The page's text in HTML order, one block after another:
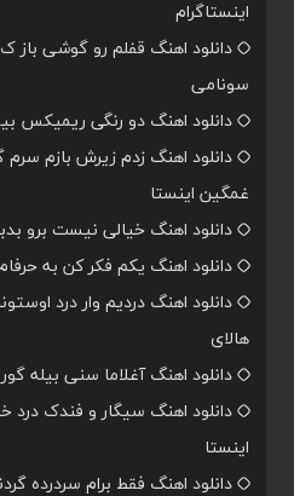
اینستاگرام
دانلود اهنگ قفلم رو گوشی
سونامی
دانلود اهنگ دو رنگی ریمیکس
دانلود اهنگ زدم زیرش بازم
غمگین اینستا
دانلود اهنگ خیالی نیست برو
دانلود اهنگ یکم فکر کن به
دانلود اهنگ دردیم وار درد
هالای
دانلود اهنگ آغلاما سنی بیله گور
دانلود اهنگ سیگار و فندک
اینستا
دانلود اهنگ فقط برام سردرده